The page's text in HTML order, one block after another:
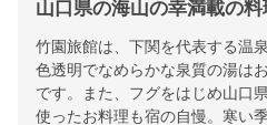
山口県の海山の幸満載の
竹園旅館は、下関を代表する温
色透明でなめらかな泉質の湯は
です。また、フグをはじめ山口
使ったお料理も宿の自慢。寒い